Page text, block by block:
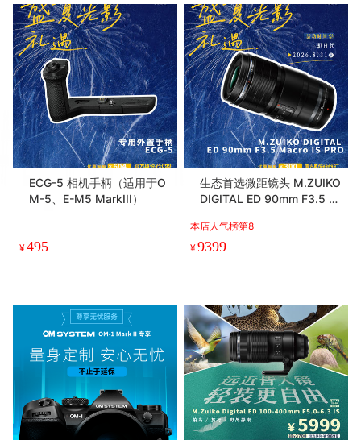
ECG-5 相机手柄（适用于O
M-5、E-M5 MarkIII）
¥495
生态首选微距镜头 M.ZUIKO
DIGITAL ED 90mm F3.5 M
本店人气榜第8
¥9399